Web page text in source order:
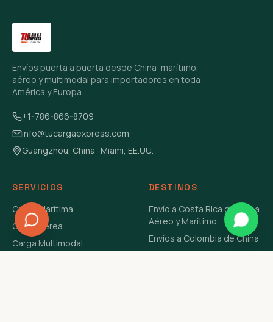
Envíos puerta a puerta desde China: marítimo,
aéreo y multimodal para importadores en toda
América y Europa.
+1-786-866-8709
info@tucargaexpress.com
Guangzhou, China · Miami, EE.UU.
SERVICIOS
Carga Marítima
Carga Aérea
Carga Multimodal
DESTINOS
Envío a Costa Rica de China
Aéreo y Marítimo
Envíos a Colombia de China